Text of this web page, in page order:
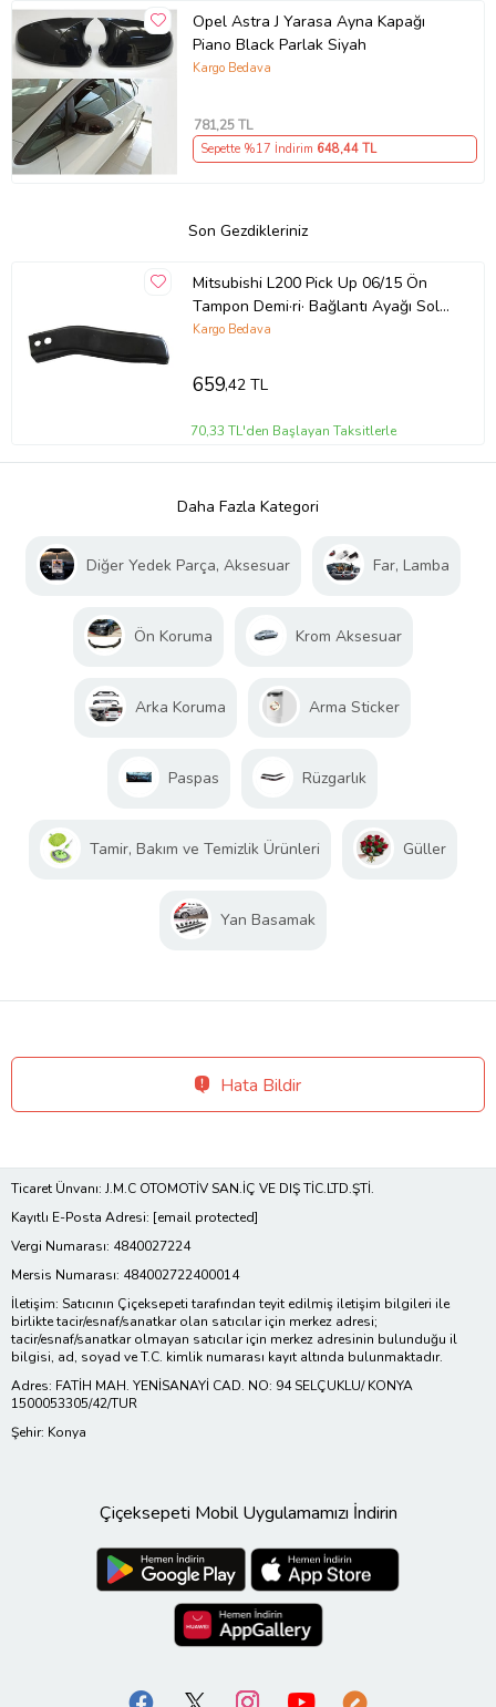
Opel Astra J Yarasa Ayna Kapağı
Piano Black Parlak Siyah
Kargo Bedava
781,25 TL
Sepette %17 İndirim 648,44 TL
Son Gezdikleriniz
Mitsubishi L200 Pick Up 06/15 Ön
Tampon Demi·ri· Bağlantı Ayağı Sol
(Alt) (Eagle Body)
Kargo Bedava
659,42 TL
70,33 TL'den Başlayan Taksitlerle
Daha Fazla Kategori
Diğer Yedek Parça, Aksesuar Far, Lamba
Ön Koruma Krom Aksesuar
Arka Koruma Arma Sticker
Paspas Rüzgarlık
Tamir, Bakım ve Temizlik Ürünleri Güller
Yan Basamak
Hata Bildir
Ticaret Ünvanı: J.M.C OTOMOTİV SAN.İÇ VE DIŞ TİC.LTD.ŞTİ.
Kayıtlı E-Posta Adresi: [email protected]
Vergi Numarası: 4840027224
Mersis Numarası: 484002722400014
İletişim: Satıcının Çiçeksepeti tarafından teyit edilmiş iletişim bilgileri ile
birlikte tacir/esnaf/sanatkar olan satıcılar için merkez adresi;
tacir/esnaf/sanatkar olmayan satıcılar için merkez adresinin bulunduğu il
bilgisi, ad, soyad ve T.C. kimlik numarası kayıt altında bulunmaktadır.
Adres: FATİH MAH. YENİSANAYİ CAD. NO: 94 SELÇUKLU/ KONYA
1500053305/42/TUR
Şehir: Konya
Çiçeksepeti Mobil Uygulamamızı İndirin